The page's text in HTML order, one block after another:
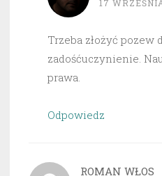
17
Trzeba złożyć pozew
zadośćuczynienie.
prawa.
Odpowiedz
ROMAN WŁOS